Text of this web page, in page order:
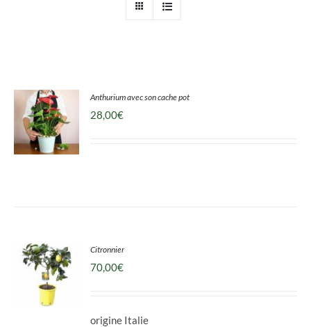
Anthurium avec son cache pot
28,00€
Citronnier
70,00€
origine Italie